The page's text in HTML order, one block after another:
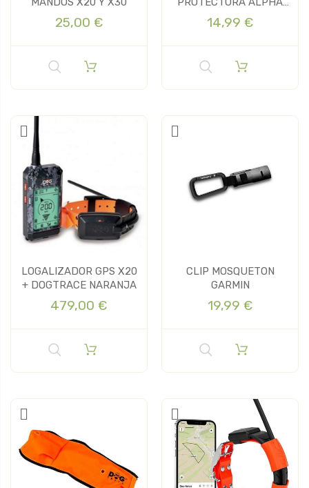
25,00 €
200
14,99 €
LOGALIZADOR GPS X20
+ DOGTRACE NARANJA
479,00 €
CLIP MOSQUETON
GARMIN
19,99 €